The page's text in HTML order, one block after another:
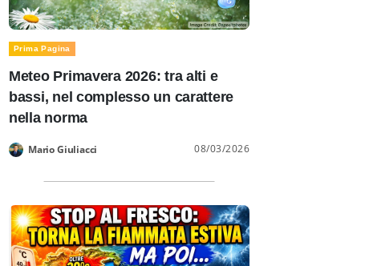
Prima Pagina
Meteo Primavera 2026: tra alti e
bassi, nel complesso un carattere
nella norma
Mario Giuliacci 08/03/2026